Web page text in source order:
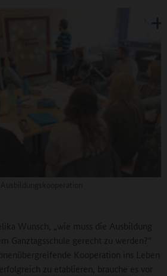
Wunsch, „wie muss die Ausbildung
Ganztagsschule gerecht zu werden?“
Kooperation ins Leben
zu etablieren, brauche es vor